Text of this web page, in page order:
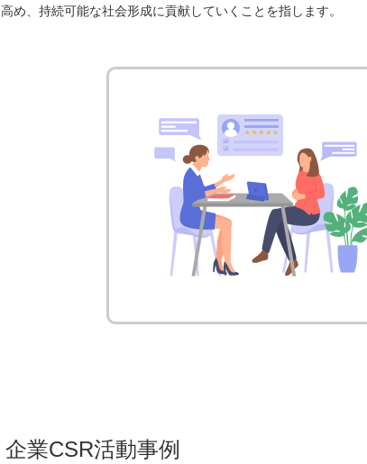
高め、持続可能な社会形成に貢献していくことを指します。
企業CSR活動事例